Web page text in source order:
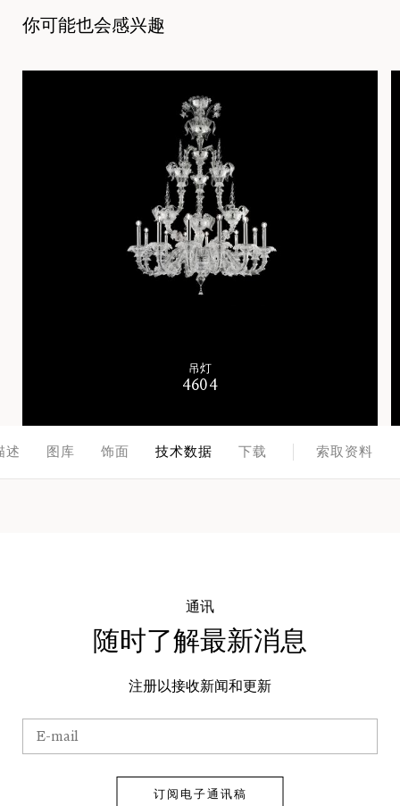
你可能也会感兴趣
吊灯
4604
述 图库 饰面 技术数据 下载 索取资料
通讯
随时了解最新消息
注册以接收新闻和更新